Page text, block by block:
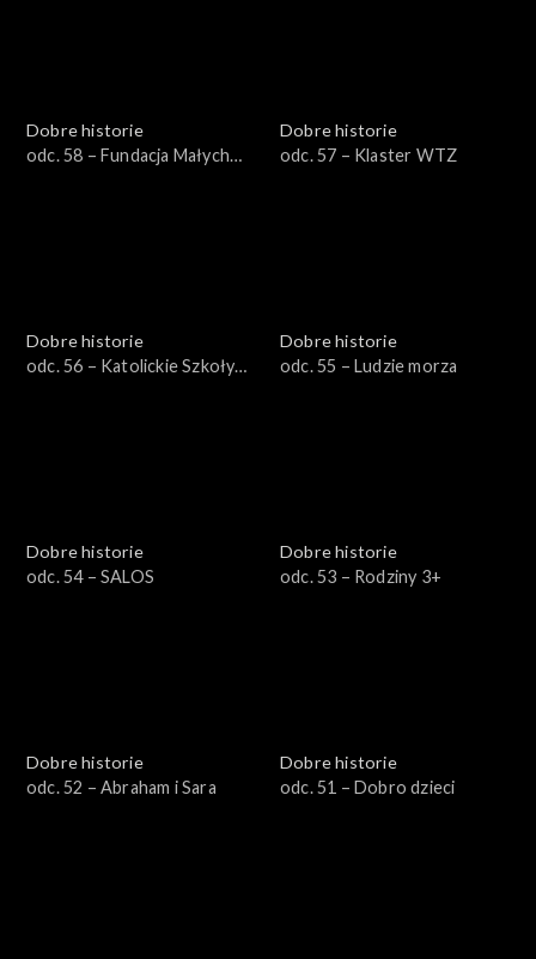
Dobre historie
odc. 58 – Fundacja Małych
Dobre historie
odc. 57 – Klaster WTZ
Dobre historie
odc. 56 – Katolickie Szkoły
Dobre historie
odc. 55 – Ludzie morza
Dobre historie
odc. 54 – SALOS
Dobre historie
odc. 53 – Rodziny 3+
Dobre historie
odc. 52 – Abraham i Sara
Dobre historie
odc. 51 – Dobro dzieci